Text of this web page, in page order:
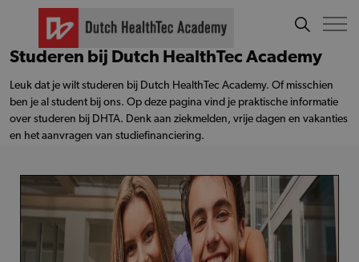
Studeren bij Dutch HealthTec Academy
Leuk dat je wilt studeren bij Dutch HealthTec Academy. Of misschien
ben je al student bij ons. Op deze pagina vind je praktische informatie
over studeren bij DHTA. Denk aan ziekmelden, vrije dagen en vakanties
en het aanvragen van studiefinanciering.